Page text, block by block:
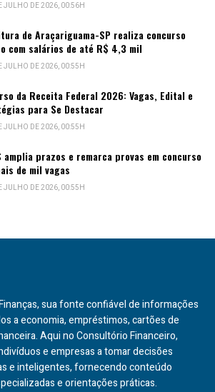
JULHO DE 2026, 00:56H
de Araçariguama-SP realiza concurso
com salários de até R$ 4,3 mil
JULHO DE 2026, 00:55H
da Receita Federal 2026: Vagas, Edital e
para Se Destacar
JULHO DE 2026, 00:55H
amplia prazos e remarca provas em concurso
de mil vagas
JULHO DE 2026, 00:55H
sua fonte confiável de informações
a economia, empréstimos, cartões de
Aqui no Consultório Financeiro,
e empresas a tomar decisões
e inteligentes, fornecendo conteúdo
e orientações práticas.